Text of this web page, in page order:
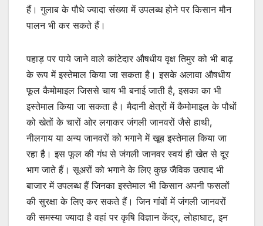
हैं। गुलाब के पौधे ज्यादा संख्या में उपलब्ध होने पर किसान मौन
पालन भी कर सकते हैं।
पहाड़ पर पाये जाने वाले कांटेदार औषधीय वृक्ष तिमुर को भी बाढ़
के रूप में इस्तेमाल किया जा सकता है। इसके अलावा औषधीय
फूल कैमोमाइल जिससे चाय भी बनाई जाती है, इसका का भी
इस्तेमाल किया जा सकता है। मैदानी क्षेत्रों में कैमोमाइल के पौधों
को खेतों के चारों ओर लगाकर जंगली जानवरों जैसे हाथी,
नीलगाय या अन्य जानवरों को भगाने में खूब इस्तेमाल किया जा
रहा है। इस फूल की गंध से जंगली जानवर स्वयं ही खेत से दूर
भाग जाते हैं। सूअरों को भगाने के लिए कुछ जैविक उत्पाद भी
बाजार में उपलब्ध हैं जिनका इस्तेमाल भी किसान अपनी फसलों
की सुरक्षा के लिए कर सकते हैं। जिन गांवों में जंगली जानवरों
की समस्या ज्यादा है वहां पर कृषि विज्ञान केंद्र, लोहाघाट, इन